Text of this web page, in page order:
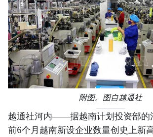
附图。图自越通社
越通社河内——据越南计划投资部的
前6个月越南新设企业数量创史上新